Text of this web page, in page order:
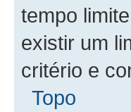
tempo
existir um
critério e
Topo